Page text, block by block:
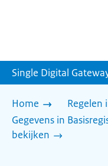
Single Digital
Home
Regelen
Gegevens in
bekijken